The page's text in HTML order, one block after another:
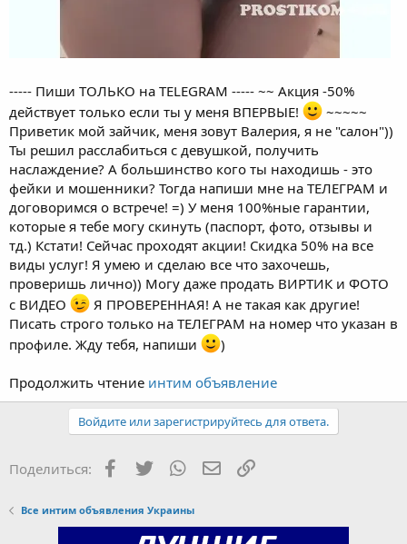
----- Пиши ТОЛЬКО на TELEGRAM ----- ~~ Акция -50%
действует только если ты у меня ВПЕРВЫЕ!
~~~~~
Приветик мой зайчик, меня зовут Валерия, я не "салон"))
Ты решил расслабиться с девушкой, получить
наслаждение? А большинство кого ты находишь - это
фейки и мошенники? Тогда напиши мне на ТЕЛЕГРАМ и
договоримся о встрече! =) У меня 100%ные гарантии,
которые я тебе могу скинуть (паспорт, фото, отзывы и
тд.) Кстати! Сейчас проходят акции! Скидка 50% на все
виды услуг! Я умею и сделаю все что захочешь,
проверишь лично)) Могу даже продать ВИРТИК и ФОТО
с ВИДЕО
Я ПРОВЕРЕННАЯ! А не такая как другие!
Писaть строго только на ТЕЛЕГРАМ на номер что указан в
профиле. Жду тебя, напиши
)
Продолжить чтение интим объявление
Войдите или зарегистрируйтесь для ответа.
Поделиться: Facebook
TwitterWhatsAppЭлектронная почта
Ссылка
Все интим объявления Украины